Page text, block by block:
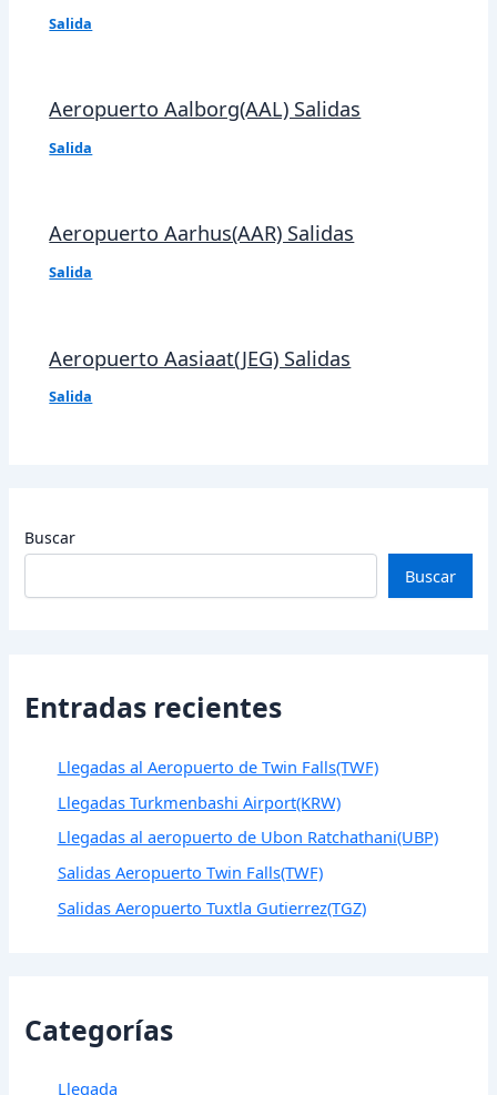
Salida
Aeropuerto Aalborg(AAL) Salidas
Salida
Aeropuerto Aarhus(AAR) Salidas
Salida
Aeropuerto Aasiaat(JEG) Salidas
Salida
Buscar
Buscar
Entradas recientes
Llegadas al Aeropuerto de Twin Falls(TWF)
Llegadas Turkmenbashi Airport(KRW)
Llegadas al aeropuerto de Ubon Ratchathani(UBP)
Salidas Aeropuerto Twin Falls(TWF)
Salidas Aeropuerto Tuxtla Gutierrez(TGZ)
Categorías
Llegada